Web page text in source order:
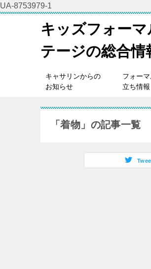
UA-8753979-1
キッズフォー
テージの総合情
キャサリンからの
お知らせ
フォー
立ち情報
「着物」の記事一覧